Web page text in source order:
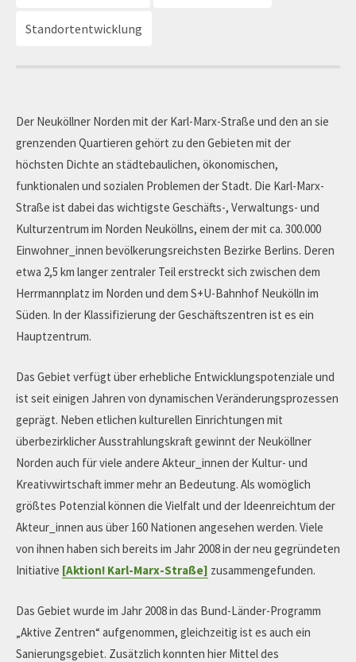
Standortentwicklung
Der Neuköllner Norden mit der Karl-Marx-Straße und den an sie
grenzenden Quartieren gehört zu den Gebieten mit der
höchsten Dichte an städtebaulichen, ökonomischen,
funktionalen und sozialen Problemen der Stadt. Die Karl-Marx-
Straße ist dabei das wichtigste Geschäfts-, Verwaltungs- und
Kulturzentrum im Norden Neuköllns, einem der mit ca. 300.000
Einwohner_innen bevölkerungsreichsten Bezirke Berlins. Deren
etwa 2,5 km langer zentraler Teil erstreckt sich zwischen dem
Herrmannplatz im Norden und dem S+U-Bahnhof Neukölln im
Süden. In der Klassifizierung der Geschäftszentren ist es ein
Hauptzentrum.
Das Gebiet verfügt über erhebliche Entwicklungspotenziale und
ist seit einigen Jahren von dynamischen Veränderungsprozessen
geprägt. Neben etlichen kulturellen Einrichtungen mit
überbezirklicher Ausstrahlungskraft gewinnt der Neuköllner
Norden auch für viele andere Akteur_innen der Kultur- und
Kreativwirtschaft immer mehr an Bedeutung. Als womöglich
größtes Potenzial können die Vielfalt und der Ideenreichtum der
Akteur_innen aus über 160 Nationen angesehen werden. Viele
von ihnen haben sich bereits im Jahr 2008 in der neu gegründeten
Initiative [Aktion! Karl-Marx-Straße] zusammengefunden.
Das Gebiet wurde im Jahr 2008 in das Bund-Länder-Programm
„Aktive Zentren“ aufgenommen, gleichzeitig ist es auch ein
Sanierungsgebiet. Zusätzlich konnten hier Mittel des